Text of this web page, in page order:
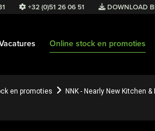
+32 (0)51 26 06 51 DOWNLOAD
Online stock en promoties
en promoties NNK - Nearly New Kitchen